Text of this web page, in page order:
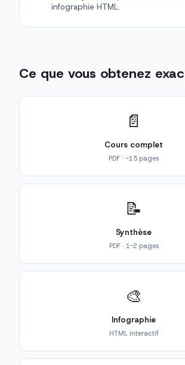
infographie HTML.
Ce que vous obtenez
📄
Cours complet
PDF · ~15 pages
📝
Synthèse
PDF · 1-2 pages
🎨
Infographie
HTML interactif